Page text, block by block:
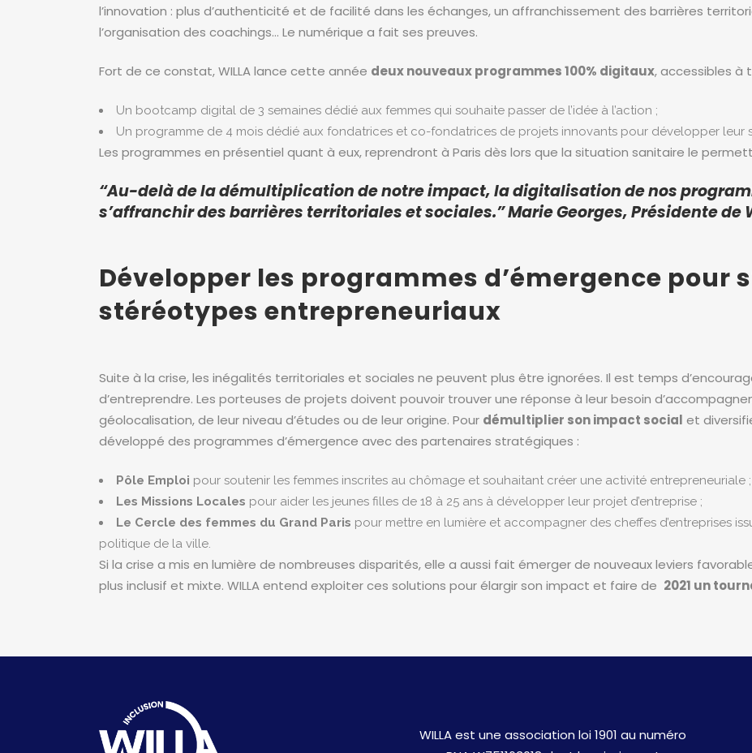
l’innovation : plus d’authenticité et de facilité dans les échanges, un affranchissement des barrières
l’organisation des coachings… Le numérique a fait ses preuves.
Fort de ce constat, WILLA lance cette année deux nouveaux programmes 100% digitaux, accessibles à
Un bootcamp digital de 3 semaines dédié aux femmes qui souhaite passer de l’idée à l’action ;
Un programme de 4 mois dédié aux fondatrices et co-fondatrices de projets innovants pour développer leur
Les programmes en présentiel quant à eux, reprendront à Paris dès lors que la situation sanitaire le
“Au-delà de la démultiplication de notre impact, la digitalisation de nos
s’affranchir des barrières territoriales et sociales.” Marie Georges, Présidente de
Développer les programmes d’émergence pour
stéréotypes entrepreneuriaux
Suite à la crise, les inégalités territoriales et sociales ne peuvent plus être ignorées. Il est temps
d’entreprendre. Les porteuses de projets doivent pouvoir trouver une réponse à leur besoin
géolocalisation, de leur niveau d’études ou de leur origine. Pour démultiplier son impact social et
développé des programmes d’émergence avec des partenaires stratégiques :
Pôle Emploi pour soutenir les femmes inscrites au chômage et souhaitant créer une activité entrepreneuriale ;
Les Missions Locales pour aider les jeunes filles de 18 à 25 ans à développer leur projet d’entreprise ;
Le Cercle des femmes du Grand Paris pour mettre en lumière et accompagner des cheffes d’entreprises
politique de la ville.
Si la crise a mis en lumière de nombreuses disparités, elle a aussi fait émerger de nouveaux leviers
plus inclusif et mixte. WILLA entend exploiter ces solutions pour élargir son impact et faire de 2021 un
WILLA est une association loi 1901 au numéro